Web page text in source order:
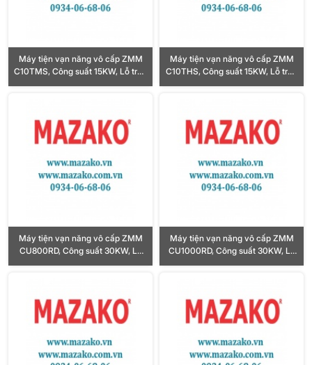
Máy tiện vạn năng vô cấp ZMM
C10TMS, Công suất 15KW, Lỗ trục
Máy tiện vạn năng vô cấp ZMM
C10THS, Công suất 15KW, Lỗ trục
Máy tiện vạn năng vô cấp ZMM
CU800RD, Công suất 30KW, Lỗ
Máy tiện vạn năng vô cấp ZMM
CU1000RD, Công suất 30KW, Lỗ